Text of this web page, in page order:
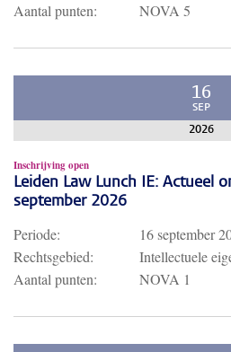
Aantal punten:
NOVA 5
16
SEP
2026
Inschrijving open
Leiden Law Lunch IE: Actueel
september 2026
Periode:
16 september
Rechtsgebied:
Intellectuele
Aantal punten:
NOVA 1